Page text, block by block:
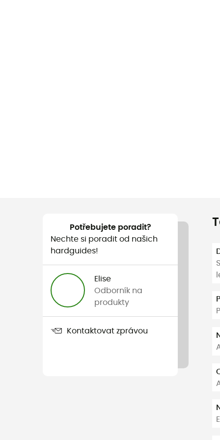
Potřebujete poradit?
Nechte si poradit od našich
hardguides!
Elise
Odborník na
produkty
Kontaktovat zprávou